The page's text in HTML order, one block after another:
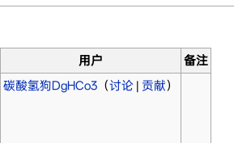
用户
备注
碳酸氢狗DgHCo3（讨论| 贡献）